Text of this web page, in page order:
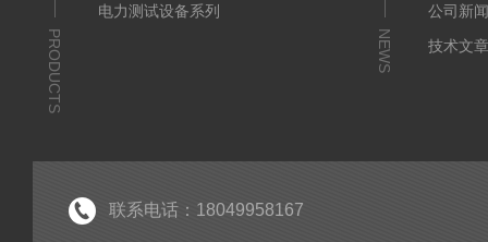
PRODUCTS
电力测试设备系列
NEWS
公司新
技术文
联系电话：18049958167